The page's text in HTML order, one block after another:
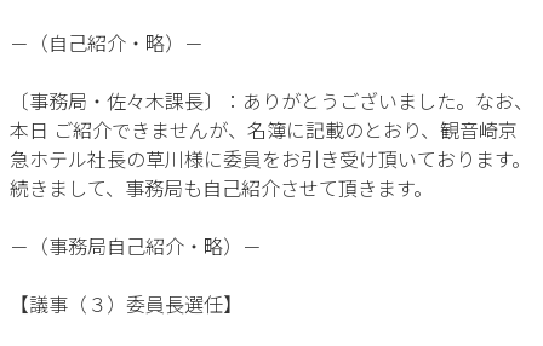
－（自己紹介・略）－
〔事務局・佐々木課長〕：ありがとうございました。なお、
本日 ご紹介できませんが、名簿に記載のとおり、観音崎京
急ホテル社長の草川様に委員をお引き受け頂いております。
続きまして、事務局も自己紹介させて頂きます。
－（事務局自己紹介・略）－
【議事（３）委員長選任】